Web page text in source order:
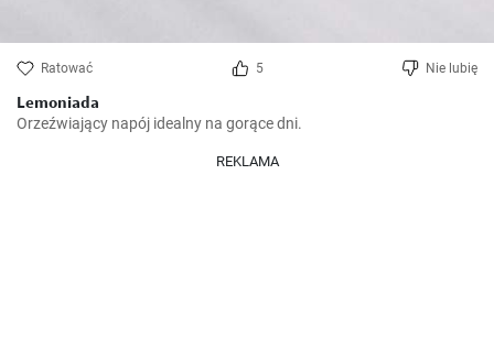
Ratować 5 Nie lubię
Lemoniada
Orzeźwiający napój idealny na gorące dni.
REKLAMA